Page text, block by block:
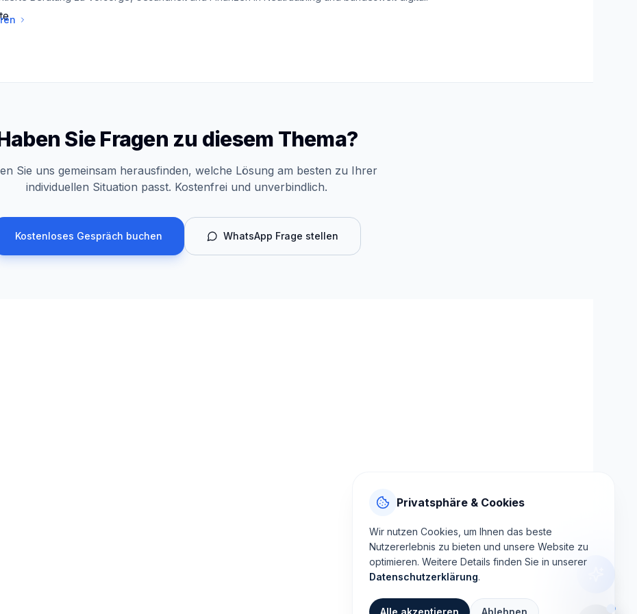
Sie Fragen zu diesem Thema?
Sie uns gemeinsam herausfinden, welche Lösung am besten zu Ihrer
individuellen Situation passt. Kostenfrei und unverbindlich.
Kostenloses Gespräch buchen WhatsApp Frage stellen
Privatsphäre & Cookies
Wir nutzen Cookies, um Ihnen das beste
Nutzererlebnis zu bieten und unsere Website zu
optimieren. Weitere Details finden Sie in unserer
Datenschutzerklärung.
Alle akzeptieren Ablehnen